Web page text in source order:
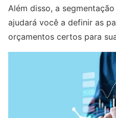
Além disso, a
ajudará você a definir as
orçamentos certos para